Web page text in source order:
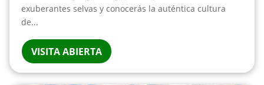
exuberantes selvas y conocerás la auténtica cultura
de...
VISITA ABIERTA